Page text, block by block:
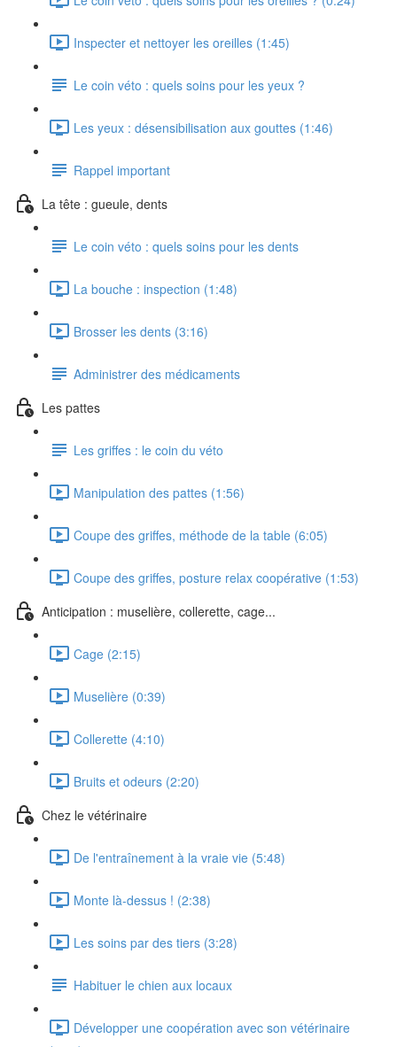
Inspecter et nettoyer les oreilles (1:45)
Le coin véto : quels soins pour les yeux ?
Les yeux : désensibilisation aux gouttes (1:46)
Rappel important
La tête : gueule, dents
Le coin véto : quels soins pour les dents
La bouche : inspection (1:48)
Brosser les dents (3:16)
Administrer des médicaments
Les pattes
Les griffes : le coin du véto
Manipulation des pattes (1:56)
Coupe des griffes, méthode de la table (6:05)
Coupe des griffes, posture relax coopérative (1:53)
Anticipation : muselière, collerette, cage...
Cage (2:15)
Muselière (0:39)
Collerette (4:10)
Bruits et odeurs (2:20)
Chez le vétérinaire
De l'entraînement à la vraie vie (5:48)
Monte là-dessus ! (2:38)
Les soins par des tiers (3:28)
Habituer le chien aux locaux
Développer une coopération avec son vétérinaire